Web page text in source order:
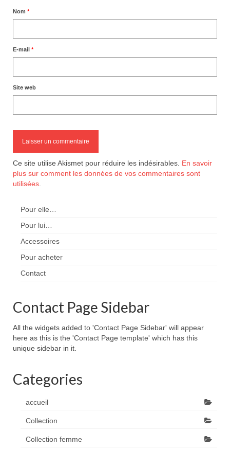
Nom *
E-mail *
Site web
Ce site utilise Akismet pour réduire les indésirables. En savoir
plus sur comment les données de vos commentaires sont
utilisées
Pour elle…
Pour lui…
Accessoires
Pour acheter
Contact
Contact Page Sidebar
All the widgets added to 'Contact Page Sidebar' will appear
here as this is the 'Contact Page template' which has this
unique sidebar in it.
Categories
accueil
Collection
Collection femme